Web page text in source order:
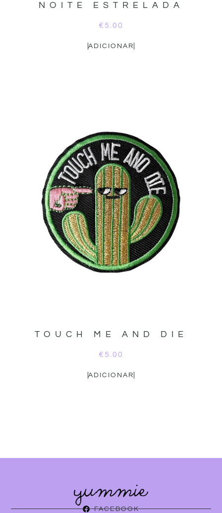
NOITE ESTRELADA
€ 5.00
ADICIONAR
TOUCH ME AND DIE
€ 5.00
ADICIONAR
FACEBOOK